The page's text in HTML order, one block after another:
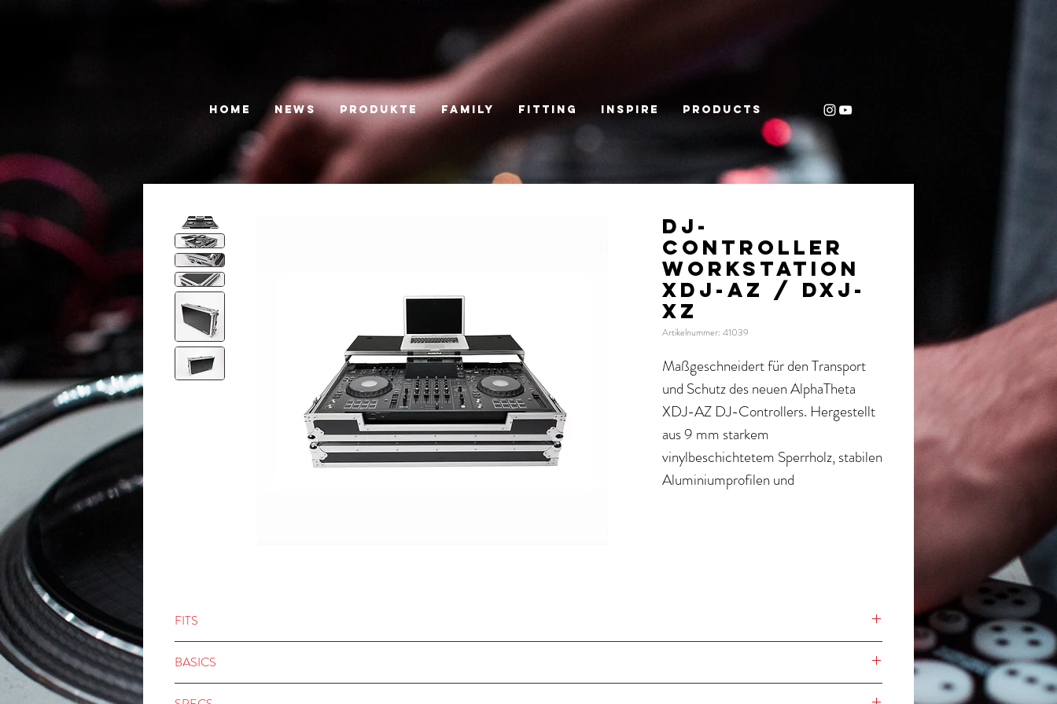
HOME News PRODUKTE FAMILY Fitting Inspire Products
DJ-
CONTROLLER
WORKSTATION
XDJ-AZ / DXJ-
XZ
Artikelnummer: 41039
Maßgeschneidert für den Transport
und Schutz des neuen AlphaTheta
XDJ-AZ DJ-Controllers. Hergestellt
aus 9 mm starkem
vinylbeschichtetem Sperrholz, stabilen
Aluminiumprofilen und
praktischen Kabelzugang ist das Setup
im Handumdrehen einsatzbereit.
FITS
Pioneer XDJ-XZ
BASICS